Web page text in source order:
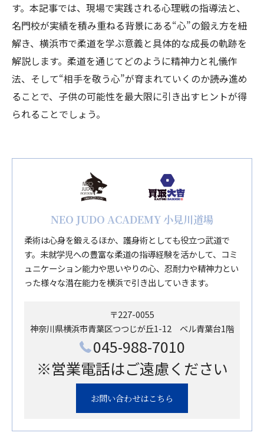
す。本記事では、現場で実践される心理戦の指導法と、
名門校が実績を積み重ねる背景にある“心”の鍛え方を紐
解き、横浜市で柔道を学ぶ意義と具体的な成長の軌跡を
解説します。柔道を通じてどのように精神力と礼儀作
法、そして“相手を敬う心”が育まれていくのか――読み進め
ることで、子供の可能性を最大限に引き出すヒントが得
られることでしょう。
NEO JUDO ACADEMY 小見川道場
柔術は心身を鍛えるほか、護身術としても役立つ武道で
す。未就学児への豊富な柔道の指導経験を活かして、コミ
ュニケーション能力や思いやりの心、忍耐力や精神力とい
った様々な潜在能力を横浜で引き出していきます。
〒227-0055
神奈川県横浜市青葉区つつじが丘1-12 ベル青葉台1階
045-988-7010
※営業電話はご遠慮ください
お問い合わせはこちら